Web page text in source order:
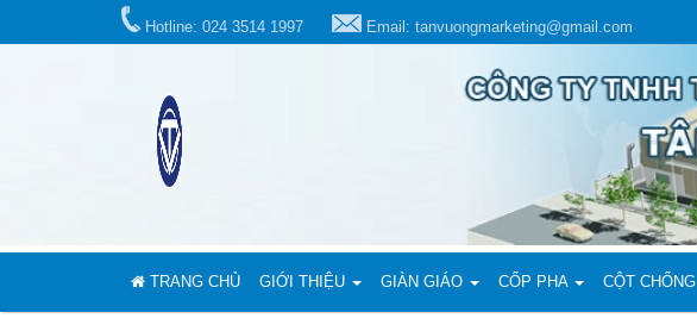
Hotline: 024 3514 1997 Email: tanvuongmarketing@gmail.com
TRANG CHỦ GIỚI THIỆU GIÀN GIÁO CỐP PHA CỘT CHỐNG